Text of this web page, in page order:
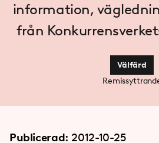
information,
från
Välfärd
Publicerad: 2012-10-25